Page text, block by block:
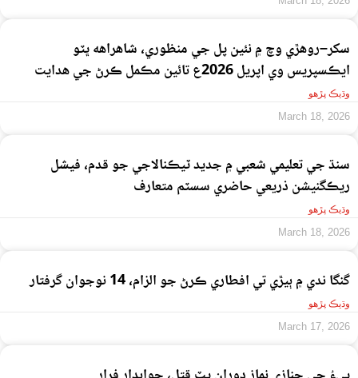
سکر–روهڙي وچ ۾ نئين پل جي منظوري، شاهراهه ڀٽو
ايڪسپريس وي اپريل 2026ع تائين مڪمل ڪرڻ جي هدايت
وڌيڪ پڙهو
March 18, 2026
سنڌ جي تعليمي شعبي ۾ جديد ٽيڪنالاجي جو قدم، فيشل
ريڪگنيشن ذريعي حاضري سسٽم متعارف
وڌيڪ پڙهو
March 18, 2026
گنگا ندي ۾ ٻيڙي تي افطاري ڪرڻ جو الزام، 14 نوجوان گرفتار
وڌيڪ پڙهو
March 17, 2026